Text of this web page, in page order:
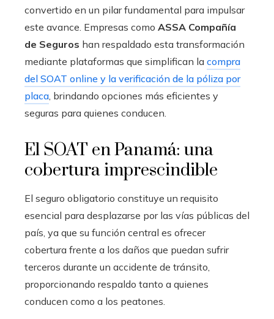
convertido en un pilar fundamental para impulsar
este avance. Empresas como ASSA Compañía
de Seguros han respaldado esta transformación
mediante plataformas que simplifican la compra
del SOAT online y la verificación de la póliza por
placa, brindando opciones más eficientes y
seguras para quienes conducen.
El SOAT en Panamá: una
cobertura imprescindible
El seguro obligatorio constituye un requisito
esencial para desplazarse por las vías públicas del
país, ya que su función central es ofrecer
cobertura frente a los daños que puedan sufrir
terceros durante un accidente de tránsito,
proporcionando respaldo tanto a quienes
conducen como a los peatones.